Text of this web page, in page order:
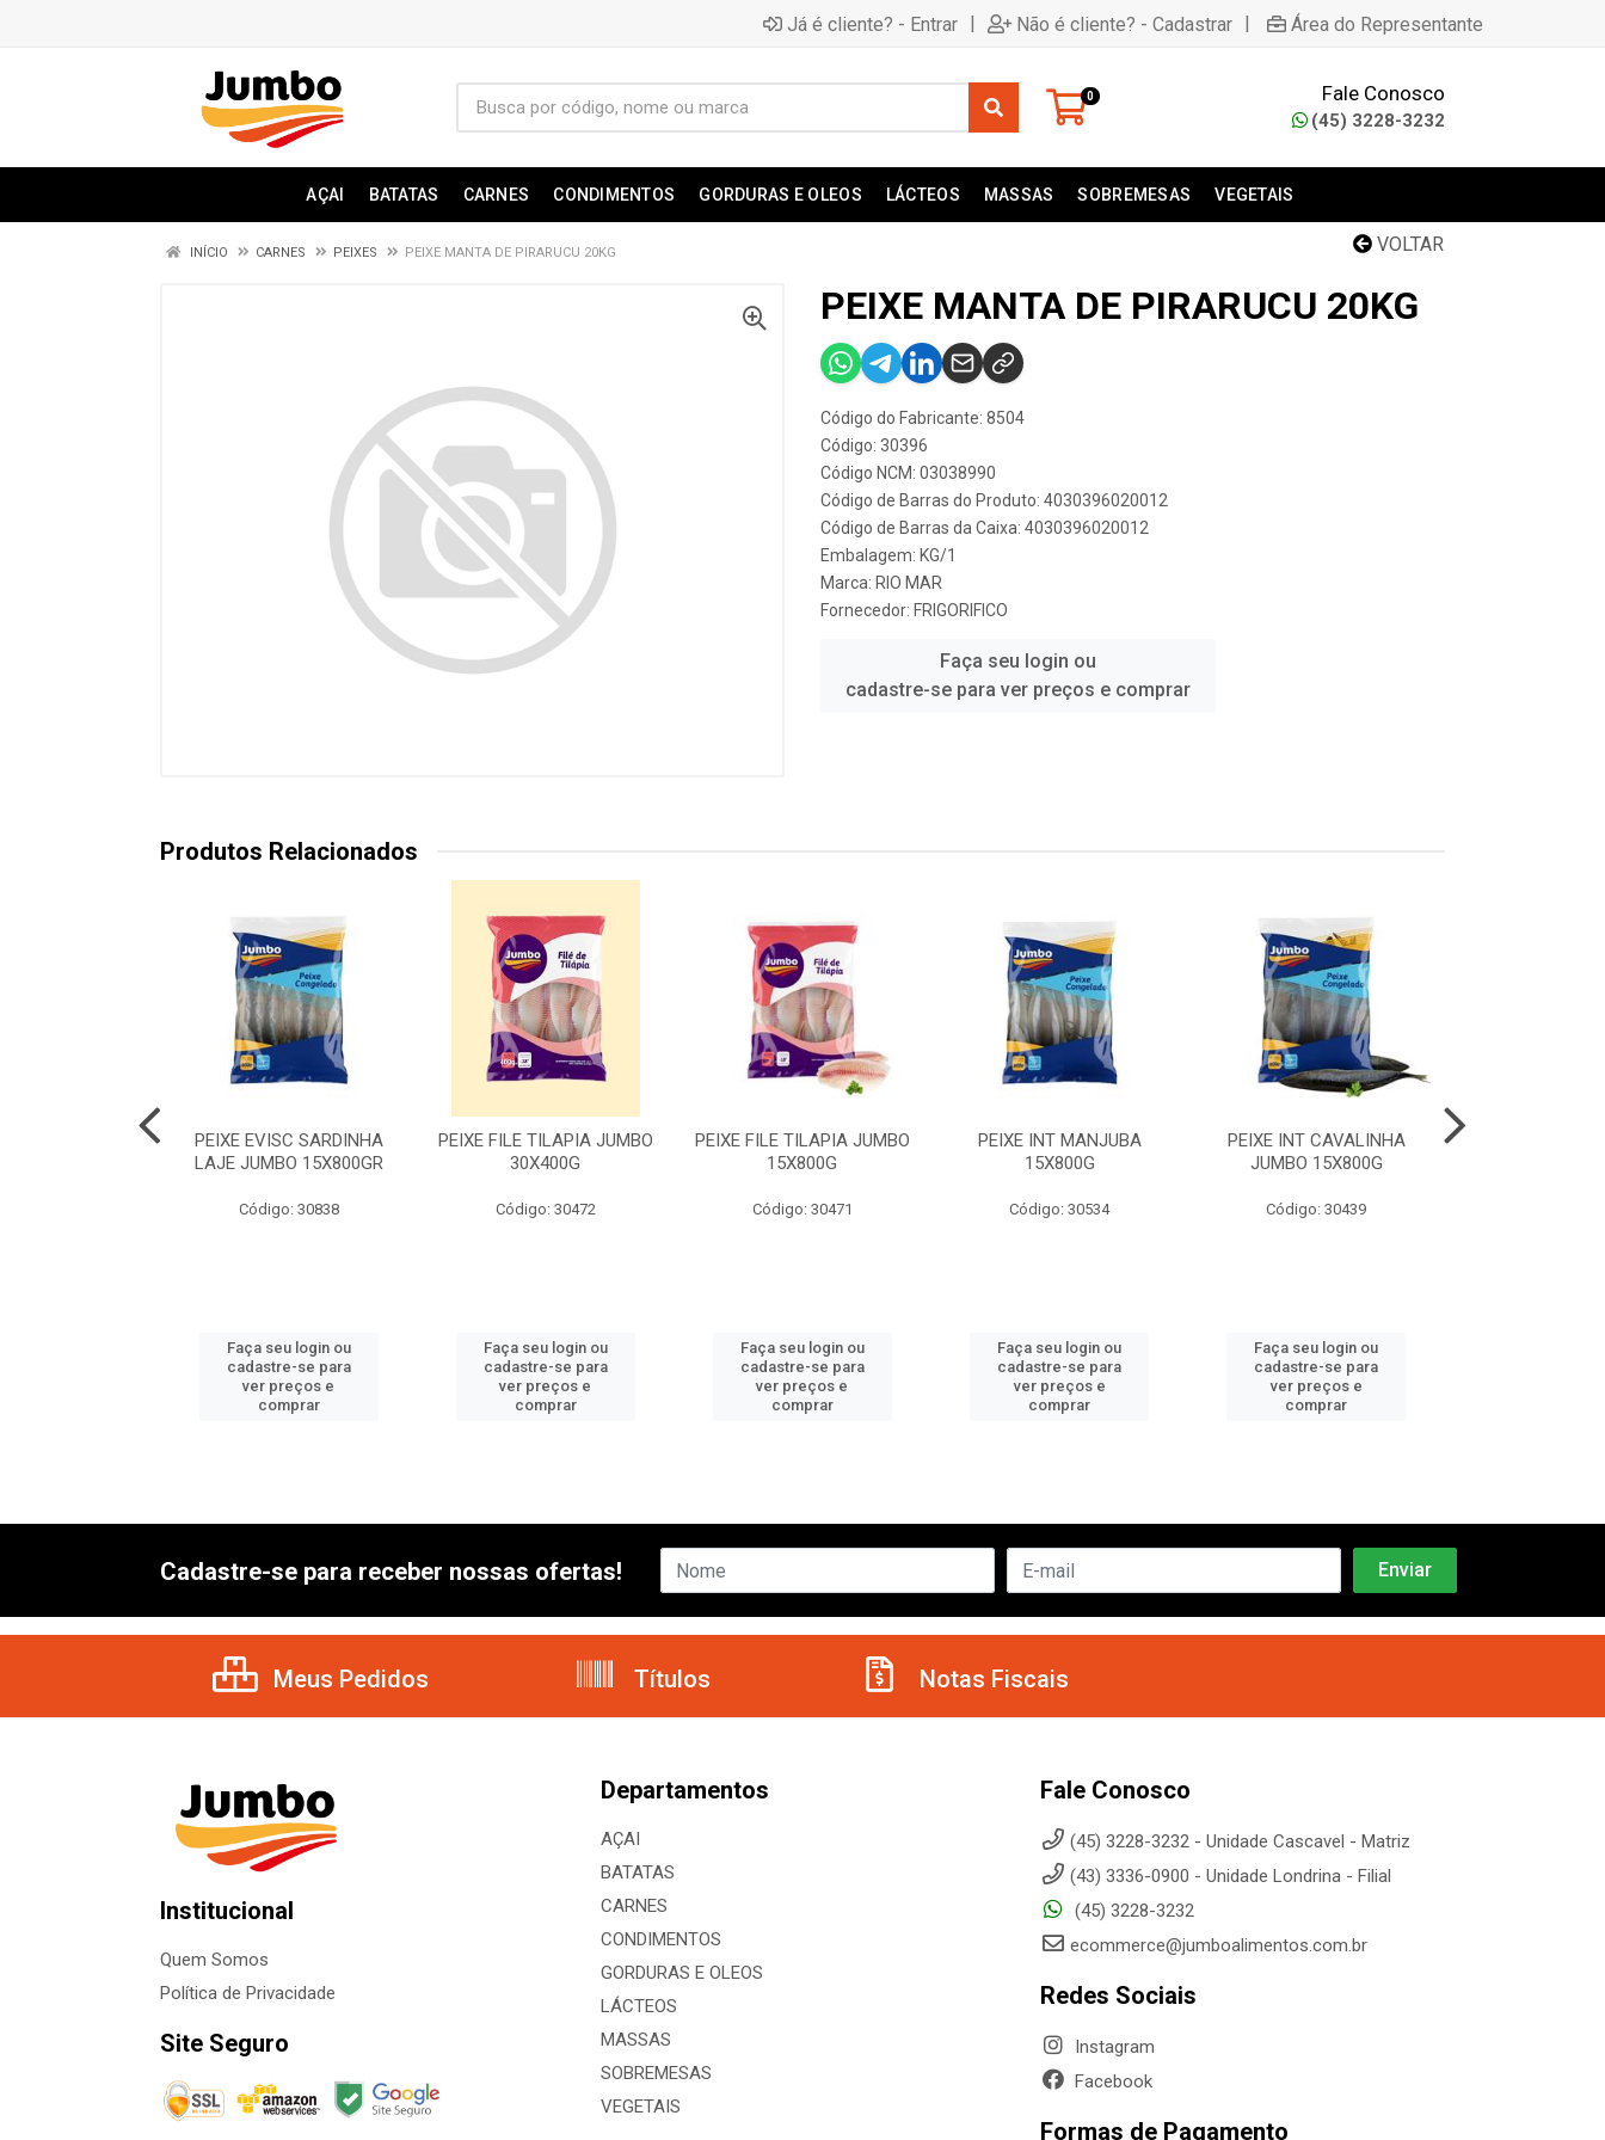
Já é cliente? - Entrar | Não é cliente? - Cadastrar | Área do Representante
0 Fale Conosco
(45) 3228-3232
AÇAI BATATAS CARNES CONDIMENTOS GORDURAS E OLEOS LÁCTEOS MASSAS SOBREMESAS VEGETAIS
VOLTAR
INÍCIO CARNES PEIXES PEIXE MANTA DE PIRARUCU 20KG
PEIXE MANTA DE PIRARUCU 20KG
Código do Fabricante: 8504
Código: 30396
Código NCM: 03038990
Código de Barras do Produto: 4030396020012
Código de Barras da Caixa: 4030396020012
Embalagem: KG/1
Marca: RIO MAR
Fornecedor: FRIGORIFICO
Faça seu login ou
cadastre-se para ver preços e comprar
Produtos Relacionados
PEIXE EVISC SARDINHA
LAJE JUMBO 15X800GR
Código: 30838
Faça seu login ou
cadastre-se para
ver preços e
comprar
PEIXE FILE TILAPIA JUMBO
30X400G
Código: 30472
Faça seu login ou
cadastre-se para
ver preços e
comprar
PEIXE FILE TILAPIA JUMBO
15X800G
Código: 30471
Faça seu login ou
cadastre-se para
ver preços e
comprar
PEIXE INT MANJUBA
15X800G
Código: 30534
Faça seu login ou
cadastre-se para
ver preços e
comprar
PEIXE INT CAVALINHA
JUMBO 15X800G
Código: 30439
Faça seu login ou
cadastre-se para
ver preços e
comprar
Cadastre-se para receber nossas ofertas!
Meus Pedidos Títulos Notas Fiscais
Institucional
Quem Somos
Política de Privacidade
Site Seguro
Departamentos
AÇAI
BATATAS
CARNES
CONDIMENTOS
GORDURAS E OLEOS
LÁCTEOS
MASSAS
SOBREMESAS
VEGETAIS
Fale Conosco
(45) 3228-3232 - Unidade Cascavel - Matriz
(43) 3336-0900 - Unidade Londrina - Filial
(45) 3228-3232
ecommerce@jumboalimentos.com.br
Redes Sociais
Instagram
Facebook
Formas de Pagamento